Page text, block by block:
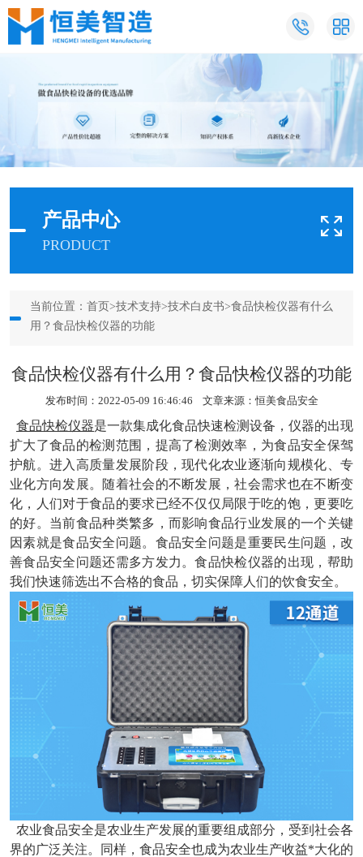
产品中心
PRODUCT
当前位置： 首页 >技术支持>技术白皮书>食品快检仪器有什么
用？食品快检仪器的功能
食品快检仪器有什么用？食品快检仪器的功能
发布时间：2022-05-09 16:46:46 文章来源：恒美食品安全
食品快检仪器是一款集成化食品快速检测设备，仪器的出现
扩大了食品的检测范围，提高了检测效率，为食品安全保驾
护航。进入高质量发展阶段，现代化农业逐渐向规模化、专
业化方向发展。随着社会的不断发展，社会需求也在不断变
化，人们对于食品的要求已经不仅仅局限于吃的饱，更要吃
的好。当前食品种类繁多，而影响食品行业发展的一个关键
因素就是食品安全问题。食品安全问题是重要民生问题，改
善食品安全问题还需多方发力。食品快检仪器的出现，帮助
我们快速筛选出不合格的食品，切实保障人们的饮食安全。
农业食品安全是农业生产发展的重要组成部分，受到社会各
界的广泛关注。同样，食品安全也成为农业生产收益*大化的